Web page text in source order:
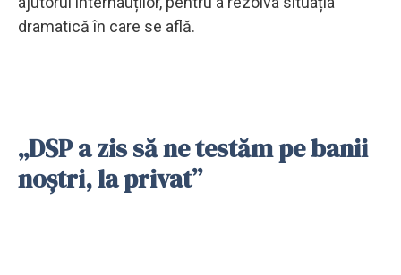
dramatică în care se află.
„DSP a zis să ne testăm pe banii
noștri, la privat”